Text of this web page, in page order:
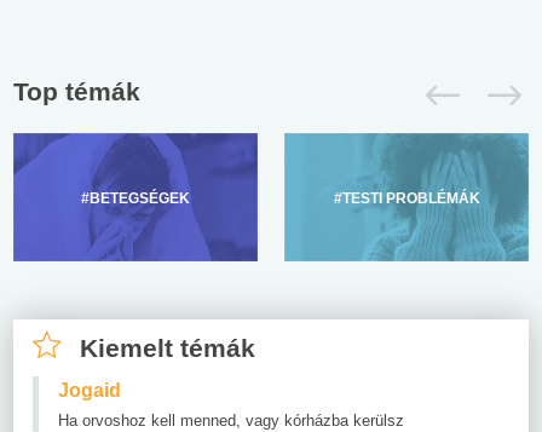
Top témák
#BETEGSÉGEK #TESTI PROBLÉMÁK
Kiemelt témák
Jogaid
Ha orvoshoz kell menned, vagy kórházba kerülsz